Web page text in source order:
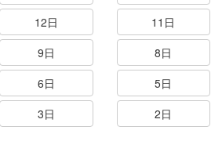
12日
11日
9日
8日
6日
5日
3日
2日